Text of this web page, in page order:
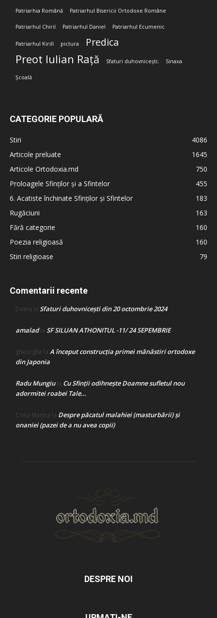
Patriarhia Română Patriarhul Bisericii Ortodoxe Române
Patriarhul Chiril Patriarhul Daniel Patriarhul Ecumenic
Patriarhul Kirill pictura Predica
Preot Iulian Rață Sfaturi duhovnicești; Sinaxa
Școală
CATEGORIE POPULARĂ
Stiri
4086
Articole preluate
1645
Articole Ortodoxia.md
750
Proloagele Sfinților și a Sfintelor
455
6. Acatiste închinate Sfinților și Sfintelor
183
Rugăciuni
163
Fără categorie
160
Poezia religioasă
160
Stiri religioase
79
Comentarii recente
Doina la Sfaturi duhovnicești din 20 octombrie 2024
amaladla SF SILUAN ATHONITUL -11/ 24 SEPEMBRIE
gheorghe la A început construcţia primei mănăstiri ortodoxe
din Japonia
Radu Mungiula Cu Sfinții odihnește Doamne sufletul nou
adormitei roabei Tale…
Crina Marina la Despre păcatul malahiei (masturbării) şi
onaniei (pazei de a nu avea copii)
DESPRE NOI